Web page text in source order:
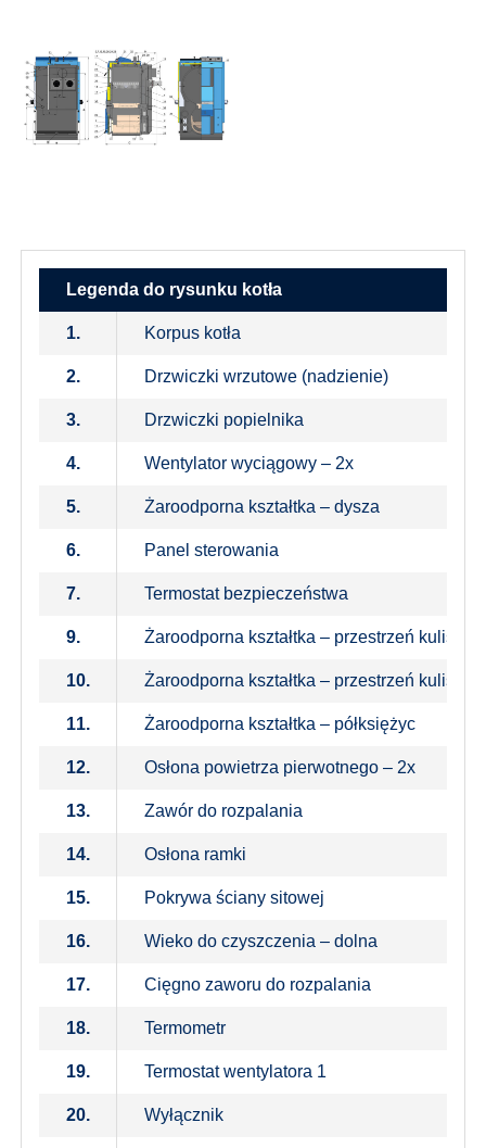
Legenda do rysunku kotła
1. Korpus kotła
2. Drzwiczki wrzutowe (nadzienie)
3. Drzwiczki popielnika
4. Wentylator wyciągowy – 2x
5. Żaroodporna kształtka – dysza
6. Panel sterowania
7. Termostat bezpieczeństwa
9. Żaroodporna kształtka – przestrzeń kulista
10. Żaroodporna kształtka – przestrzeń kulista
11. Żaroodporna kształtka – półksiężyc
12. Osłona powietrza pierwotnego – 2x
13. Zawór do rozpalania
14. Osłona ramki
15. Pokrywa ściany sitowej
16. Wieko do czyszczenia – dolna
17. Cięgno zaworu do rozpalania
18. Termometr
19. Termostat wentylatora 1
20. Wyłącznik